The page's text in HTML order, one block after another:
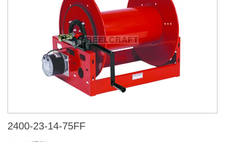
2400-23-14-75FF